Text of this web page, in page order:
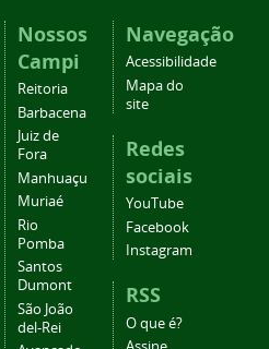
Nossos
Campi
Reitoria
Barbacena
Juiz de
Fora
Manhuaçu
Muriaé
Rio
Pomba
Santos
Dumont
São João
del-Rei
Navegação
Acessibilidade
Mapa do
site
Redes
sociais
YouTube
Facebook
Instagram
RSS
O que é?